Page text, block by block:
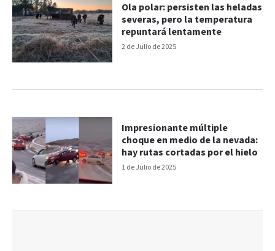
2 de Julio de 2025
Ola polar: persisten las heladas
severas, pero la temperatura
repuntará lentamente
1 de Julio de 2025
Impresionante múltiple
choque en medio de la nevada:
hay rutas cortadas por el hielo